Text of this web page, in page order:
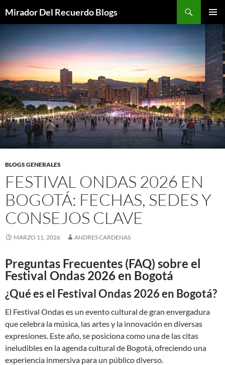
contenido
Mirador Del Recuerdo Blogs
BLOGS GENERALES
FESTIVAL ONDAS 2026 EN
BOGOTÁ: FECHAS, SEDES Y
CONSEJOS CLAVE
MARZO 11, 2026 ANDRES CARDENAS
Preguntas Frecuentes (FAQ) sobre el
Festival Ondas 2026 en Bogotá
¿Qué es el Festival Ondas 2026 en Bogotá?
El Festival Ondas es un evento cultural de gran envergadura
que celebra la música, las artes y la innovación en diversas
expresiones. Este año, se posiciona como una de las citas
ineludibles en la agenda cultural de Bogotá, ofreciendo una
experiencia inmersiva para un público diverso.